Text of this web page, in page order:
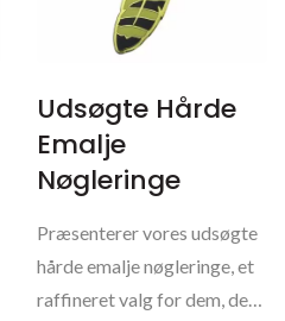
Udsøgte Hårde
Emalje
Nøgleringe
Præsenterer vores udsøgte
hårde emalje nøgleringe, et
raffineret valg for dem, der